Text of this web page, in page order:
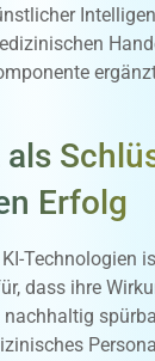
Erfolg
Technologien
dass ihre